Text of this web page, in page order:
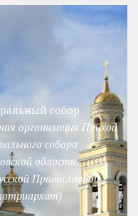
собор
организация Приход
собора
области
Православной